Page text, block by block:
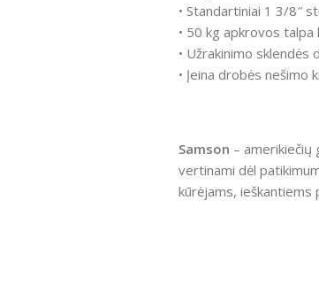
• Standartiniai 1 3/8″
• 50 kg apkrovos
• Užrakinimo sklendės
• Įeina drobės nešimo
Samson – amerikiečių
vertinami dėl
kūrėjams,